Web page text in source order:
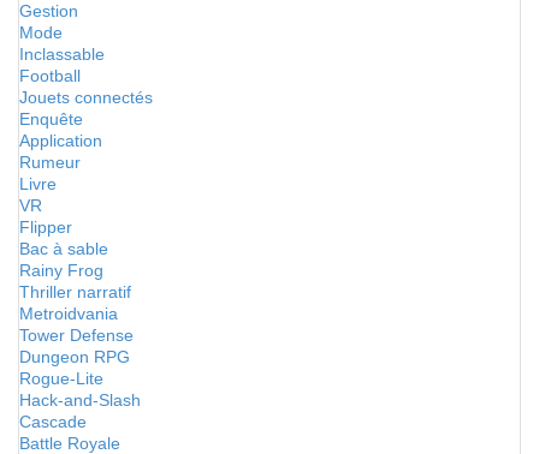
Gestion
Mode
Inclassable
Football
Jouets connectés
Enquête
Application
Rumeur
Livre
VR
Flipper
Bac à sable
Rainy Frog
Thriller narratif
Metroidvania
Tower Defense
Dungeon RPG
Rogue-Lite
Hack-and-Slash
Cascade
Battle Royale